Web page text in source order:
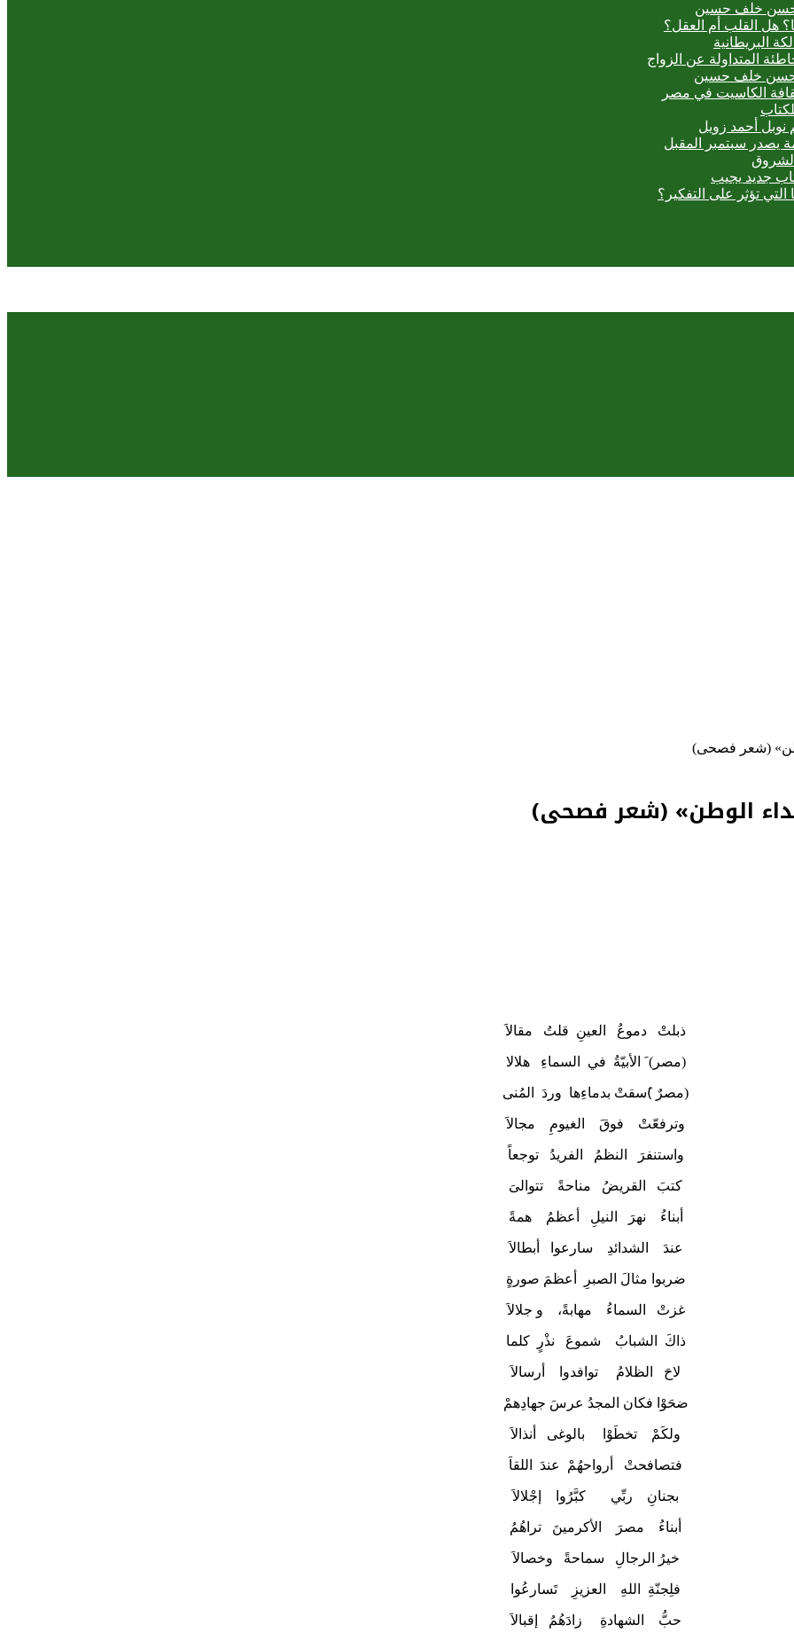
حسن خلف حسين
هل القلب أم العقل؟
البريطانية
المتداولة عن الزواج
حسن خلف حسين
الكاسيت في مصر
نوبل أحمد زويل
يصدر سبتمبر المقبل
جديد يجيب
التي تؤثر على التفكير؟
(شعر فصحى)
الوطن» (شعر فصحى)
ذبلتْ دموعُ العينِ قلتُ مقالاَ
(مصر) َ الأبيّةُ في السماءِ هلالا
(مصرٌ )َسقتْ بدماءِها وردَ المُنى
وترفعّتْ فوقَ الغيومِ مجالاَ
واستنفرَ النظمُ الفريدُ توجعاً
كتبَ القريضُ مناحةً تتوالىَ
أبناءُ نهرَ النيلِ أعظمُ همةً
عندَ الشدائدِ سارعوا أبطالاَ
ضربوا مثالَ الصبرِ أعظمَ صورةٍ
غزتْ السماءُ مهابةً، و جلالاَ
ذاكَ الشبابُ شموعَ نذْرٍ كلما
لاحَ الظلامُ توافدوا أرسالاَ
ضحَوْا فكان المجدُ عرسَ جهادِهمْ
ولكَمْ تخطَوْا بالوغى أنذالاَ
فتصافحتْ أرواحهُمْ عندَ اللقاَ
بجنانِ ربِّي كبَّرُوا إجْلالاَ
أبناءُ مصرَ الأكرمينَ تراهُمُ
خيرُ الرجالِ سماحةً وخصالاَ
فلِجنّةِ اللهِ العزيزِ تَسارعُوا
حبُّ الشهادةِ زادَهُمُ إقبالاَ